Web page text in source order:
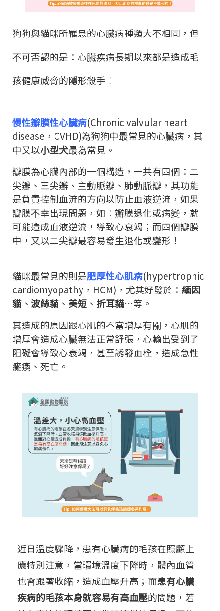
狗狗與貓咪所罹患的心臟病種類大不相同，但
不可否認的是：心臟疾病長期以來都是造成毛
孩健康威脅的隱形殺手！
慢性瓣膜性心臟病(Chronic valvular heart
disease，CVHD)為狗狗中最常見的心臟病，其
中又以小型犬最為常見。
瓣膜為心臟內部的一個構造，一共有四個：二
尖瓣、三尖瓣、主動脈瓣、肺動脈瓣，其功能
是負責控制血流的方向以防止血液逆流，如果
瓣膜不幸出現問題，如：瓣膜退化或病變，就
可能造成血液逆流，導致心衰竭；而四個瓣膜
中，又以二尖瓣最容易發生退化或變形！
貓咪最常見的則是肥厚性心肌病(hypertrophic
cardiomyopathy，HCM)，尤其好發於： 緬因
貓 、 波絲貓 、 美短 、 折耳貓…等。
其造成的原因跟心肌的不當增厚有關，心肌的
增厚會造成心臟無法正常舒張，心輸出受到了
阻礙會導致心衰竭，甚至誘發血栓，造成急性
癱瘓、死亡。
近日溫度驟降，患有心臟病的毛孩在照顧上
應特別注意，當環境溫度下降時，體內血管
也會跟著收縮，造成血壓升高；而患有心臟
疾病的毛孩本身就容易有高血壓的問題，若